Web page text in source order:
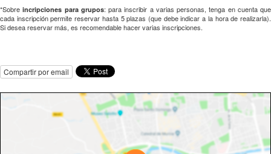
*Sobreincripciones para grupos: para inscribir a varias personas, tenga en cuenta que
cada inscripción permite reservar hasta 5 plazas (que debe indicar a la hora de realizarla).
Si desea reservar más, es recomendable hacer varias inscripciones.
Compartir por email